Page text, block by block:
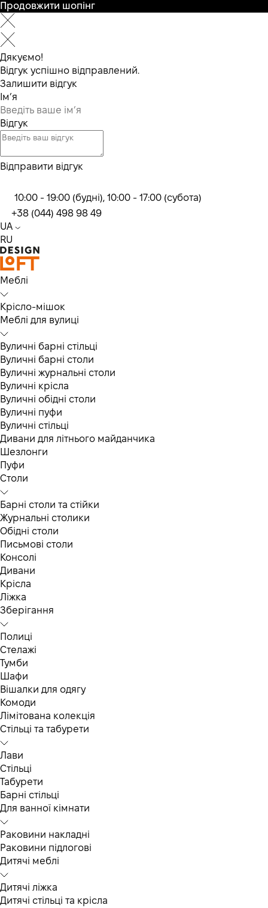
Продовжити шопінг
Дякуємо!
Відгук успішно відправлений.
Залишити відгук
Ім’я
Відгук
Відправити відгук
10:00 - 19:00 (будні), 10:00 - 17:00 (субота)
+38 (044) 498 98 49
UA
RU
Меблі
Крісло-мішок
Меблі для вулиці
Вуличні барні стільці
Вуличні барні столи
Вуличні журнальні столи
Вуличні крісла
Вуличні обідні столи
Вуличні пуфи
Вуличні стільці
Дивани для літнього майданчика
Шезлонги
Пуфи
Столи
Барні столи та стійки
Журнальні столики
Обідні столи
Письмові столи
Консолі
Дивани
Крісла
Ліжка
Зберігання
Полиці
Стелажі
Тумби
Шафи
Вішалки для одягу
Комоди
Лімітована колекція
Стільці та табурети
Лави
Стільці
Табурети
Барні стільці
Для ванної кімнати
Раковини накладні
Раковини підлогові
Дитячі меблі
Дитячі ліжка
Дитячі стільці та крісла